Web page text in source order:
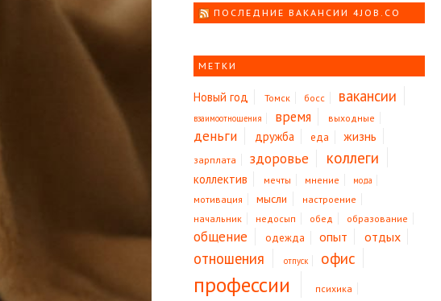
ПОСЛЕДНИЕ ВАКАНСИИ 4JOB.CO
МЕТКИ
Новый год Томск босс вакансии
взаимоотношения время выходные
деньги дружба еда жизнь
зарплата здоровье коллеги
коллектив мечты мнение мода
мотивация мысли
настроение
начальник
недосып обед образование
общение одежда опыт отдых
отношения отпуск офис
профессии психика